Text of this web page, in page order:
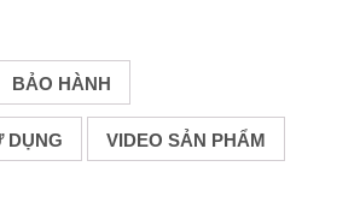
BẢO HÀNH
DỤNG VIDEO SẢN PHẨM